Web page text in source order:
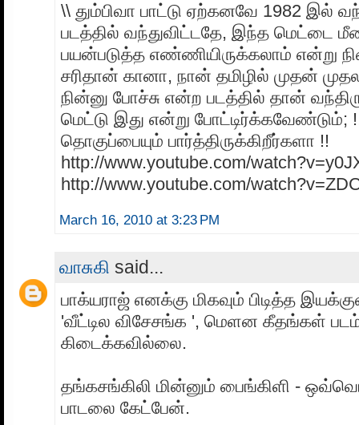
\\ தும்பிவா பாட்டு ஏற்கனவே 1982 இல்
படத்தில் வந்துவிட்டதே, இந்த மெட்டை
பயன்படுத்த எண்ணியிருக்கலாம் என்று
சரிதான் கானா, நான் தமிழில் முதன்
நின்னு போச்சு என்ற படத்தில் தான்
மெட்டு இது என்று
தொகுப்பையும் பார்த்திருக்கிறீர்களா !!
http://www.youtube.com/
http://www.youtube.com/
March 16, 2010 at 3:23 PM
வாசுகி said...
பாக்யராஜ் எனக்கு மிகவும் பிடித்த
'வீட்டில விசேசங்க ', மெளன கீதங்கள்
கிடைக்கவில்லை.
தங்கசங்கிலி மின்னும் பைங்கிளி -
பாடலை கேட்பேன்.